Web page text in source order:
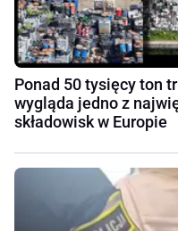
Ponad 50 tysięcy ton
wygląda jedno z
składowisk w Europie